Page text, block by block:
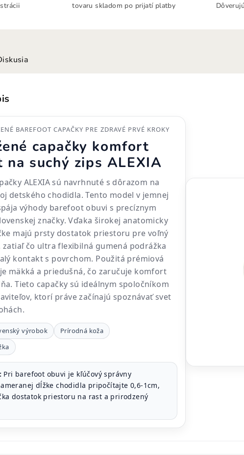
tovaru skladom po prijatí platby
BAREFOOT CAPAČKY PRE ZDRAVÉ PRVÉ KROKY
capačky komfort
na suchý zips ALEXIA
ALEXIA sú navrhnuté s dôrazom na
detského chodidla. Tento model v jemnej
výhody barefoot obuvi s precíznym
značky. Vďaka širokej anatomicky
majú prsty dostatok priestoru pre voľný
zatiaľ čo ultra flexibilná gumená podrážka
kontakt s povrchom. Použitá prémiová
mäkká a priedušná, čo zaručuje komfort
Tieto capačky sú ideálnym spoločníkom
ktorí práve začínajú spoznávať svet
výrobok
Prírodná koža
Pri barefoot obuvi je kľúčový správny
dĺžke chodidla pripočítajte 0,6-1cm,
dostatok priestoru na rast a prirodzený